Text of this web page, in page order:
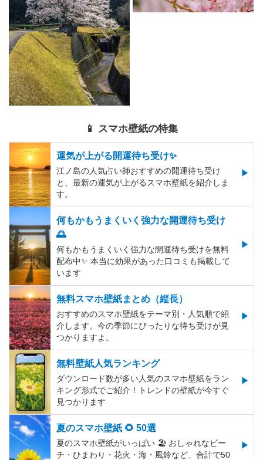
📱 スマホ壁紙の特集
運気が上がる開運待ち受け✨
江ノ島の人気占い師おすすめの開運待ち受け
と、最新の運気が上がるスマホ壁紙を紹介しま
す。
何もかもうまくいく強力な開運待ち受け
🌅
何もかもうまくいく強力な開運待ち受けを無料
配布中✨️ 本当に効果があった口コミも掲載して
います
無料スマホ壁紙まとめ（縦長）
おすすめのスマホ壁紙をテーマ別・人気順で紹
介します。今の季節にぴったりな待ち受けが見
つかりますよ。
無料壁紙人気ランキング
ダウンロード数が多い人気のスマホ壁紙をラン
キング形式でご紹介！トレンドの壁紙が今すぐ
見つかります
夏のスマホ壁紙 🌻 50選
夏のスマホ壁紙がいっぱい 🏖 おしゃれなビー
チ・ひまわり・花火・海・風鈴など、合計で50